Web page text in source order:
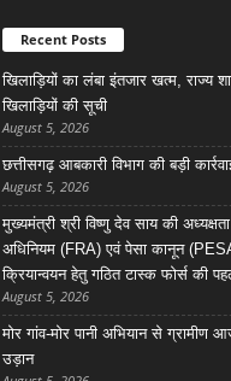
Recent Posts
खिलाड़ियों का लंबा इंतजार खत्म, राज्य
खिलाड़ियों की सूची
August 5, 2026
छत्तीसगढ़ आबकारी विभाग की बड़ी
August 5, 2026
मुख्यमंत्री श्री विष्णु देव साय की
अधिनियम (FRA) एवं पेसा कानून
क्रियान्वयन हेतु गठित टास्क फोर्स की
August 5, 2026
मोर गांव-मोर पानी अभियान से ग्रामीण
उड़ान